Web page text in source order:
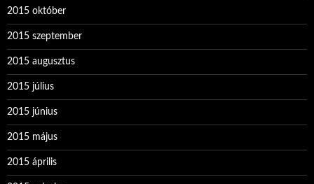
2015 október
2015 szeptember
2015 augusztus
2015 július
2015 június
2015 május
2015 április